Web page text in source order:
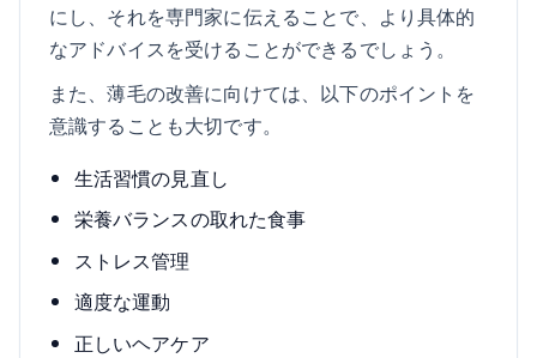
にし、それを専門家に伝えることで、より具体的
なアドバイスを受けることができるでしょう。
また、薄毛の改善に向けては、以下のポイントを
意識することも大切です。
生活習慣の見直し
栄養バランスの取れた食事
ストレス管理
適度な運動
正しいヘアケア